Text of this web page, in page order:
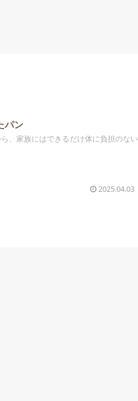
パン
、家族にはできるだけ体に負担のない
2025.04.03